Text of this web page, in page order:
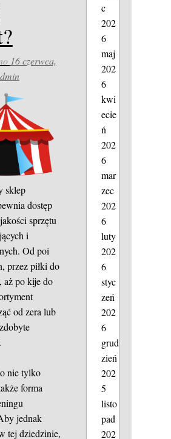
16 czerwca,
sklep
dostęp
sprzętu
i
Od poi
przez piłki do
aż po kije do
od zera lub
nie tylko
forma
jednak
tej dziedzinie,
c
202
6
maj
202
6
kwi
ecie
ń
202
6
mar
zec
202
6
luty
202
6
styc
zeń
202
6
grud
zień
202
5
listo
pad
202